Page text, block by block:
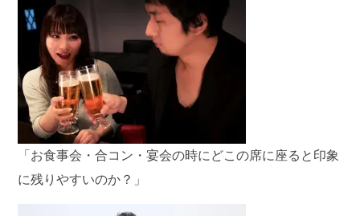
「お食事会・合コン・宴会の時にどこの席に座ると印象
に残りやすいのか？」